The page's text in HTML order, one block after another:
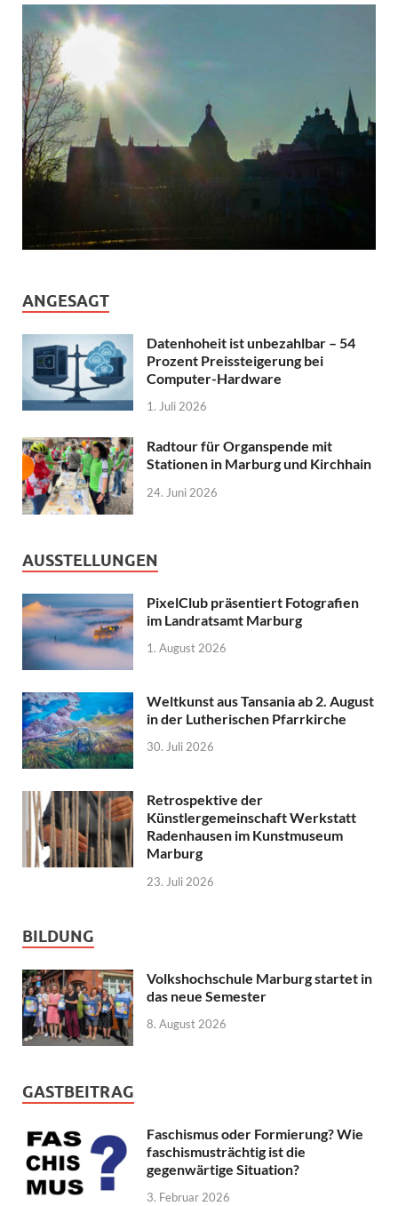
ANGESAGT
Datenhoheit ist unbezahlbar – 54
Prozent Preissteigerung bei
Computer-Hardware
1. Juli 2026
Radtour für Organspende mit
Stationen in Marburg und Kirchhain
24. Juni 2026
AUSSTELLUNGEN
PixelClub präsentiert Fotografien
im Landratsamt Marburg
1. August 2026
Weltkunst aus Tansania ab 2. August
in der Lutherischen Pfarrkirche
30. Juli 2026
Retrospektive der
Künstlergemeinschaft Werkstatt
Radenhausen im Kunstmuseum
Marburg
23. Juli 2026
BILDUNG
Volkshochschule Marburg startet in
das neue Semester
8. August 2026
GASTBEITRAG
Faschismus oder Formierung? Wie
faschismusträchtig ist die
gegenwärtige Situation?
3. Februar 2026